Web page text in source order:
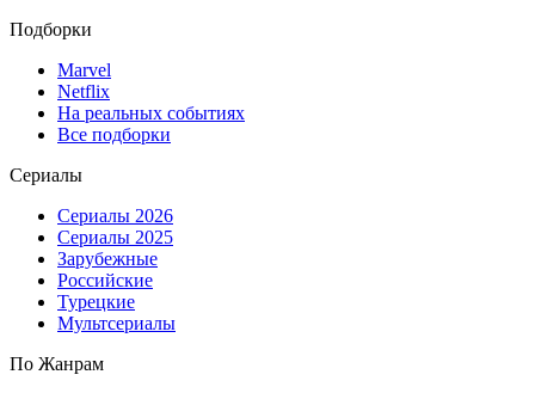
Подборки
Marvel
Netflix
На реальных событиях
Все подборки
Сериалы
Сериалы 2026
Сериалы 2025
Зарубежные
Российские
Турецкие
Мультсериалы
По Жанрам